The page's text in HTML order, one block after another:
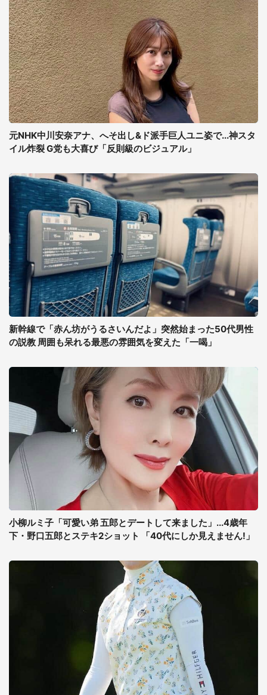
元NHK中川安奈アナ、へそ出し&ド派手巨人ユニ姿で...神スタ
イル炸裂 G党も大喜び「反則級のビジュアル」
新幹線で「赤ん坊がうるさいんだよ」突然始まった50代男性
の説教 周囲も呆れる最悪の雰囲気を変えた「一喝」
小柳ルミ子「可愛い弟 五郎とデートして来ました」...4歳年
下・野口五郎とステキ2ショット 「40代にしか見えません!」